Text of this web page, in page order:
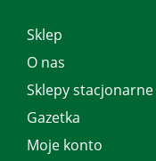
Sklep
O nas
Sklepy stacjonarne
Gazetka
Moje konto